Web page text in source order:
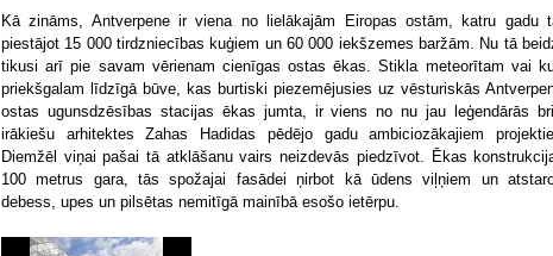
Kā zināms, Antverpene ir viena no lielākajām Eiropas ostām, katru gadu
piestājot 15 000 tirdzniecības kuģiem un 60 000 iekšzemes baržām. Nu tā
tikusi arī pie savam vērienam cienīgas ostas ēkas. Stikla meteorītam vai
priekšgalam līdzīgā būve, kas burtiski piezemējusies uz vēsturiskās
ostas ugunsdzēsības stacijas ēkas jumta, ir viens no nu jau leģendārās
irākiešu arhitektes Zahas Hadidas pēdējo gadu ambiciozākajiem
Diemžēl viņai pašai tā atklāšanu vairs neizdevās piedzīvot. Ēkas
100 metrus gara, tās spožajai fasādei ņirbot kā ūdens viļņiem un
debess, upes un pilsētas nemitīgā mainībā esošo ietērpu.